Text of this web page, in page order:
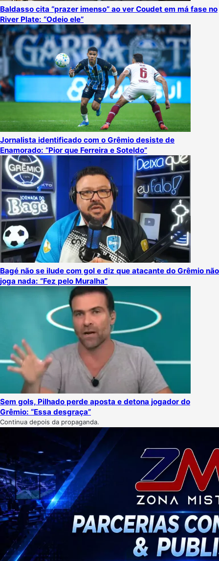
Baldasso cita “prazer imenso” ao ver Coudet em má fase no
River Plate: “Odeio ele”
Jornalista identificado com o Grêmio desiste de
Enamorado: “Pior que Ferreira e Soteldo”
Bagé não se ilude com gol e diz que atacante do Grêmio não
joga nada: “Fez pelo Muralha”
Sem gols, Pilhado perde aposta e detona jogador do
Grêmio: “Essa desgraça”
Continua depois da propaganda.